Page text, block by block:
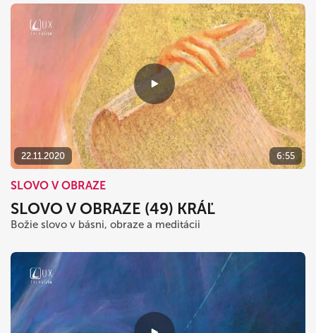
22.11.2020 6:55
SLOVO V OBRAZE
SLOVO V OBRAZE (49) KRÁĽ
Božie slovo v básni, obraze a meditácii